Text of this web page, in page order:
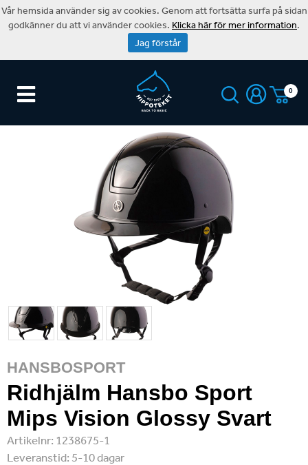
0
HANSBOSPORT
Ridhjälm Hansbo Sport
Mips Vision Glossy Svart
Artikelnr: 1238675-1
Leveranstid: 5-10 dagar
Vår hemsida använder sig av cookies. Genom att fortsätta surfa på sidan
godkänner du att vi använder cookies. Klicka här för mer information.
Jag förstår